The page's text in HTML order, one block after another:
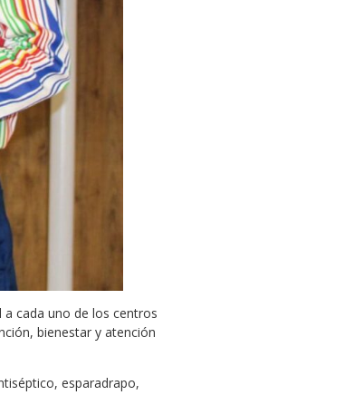
cada uno de los centros
bienestar y atención
esparadrapo,